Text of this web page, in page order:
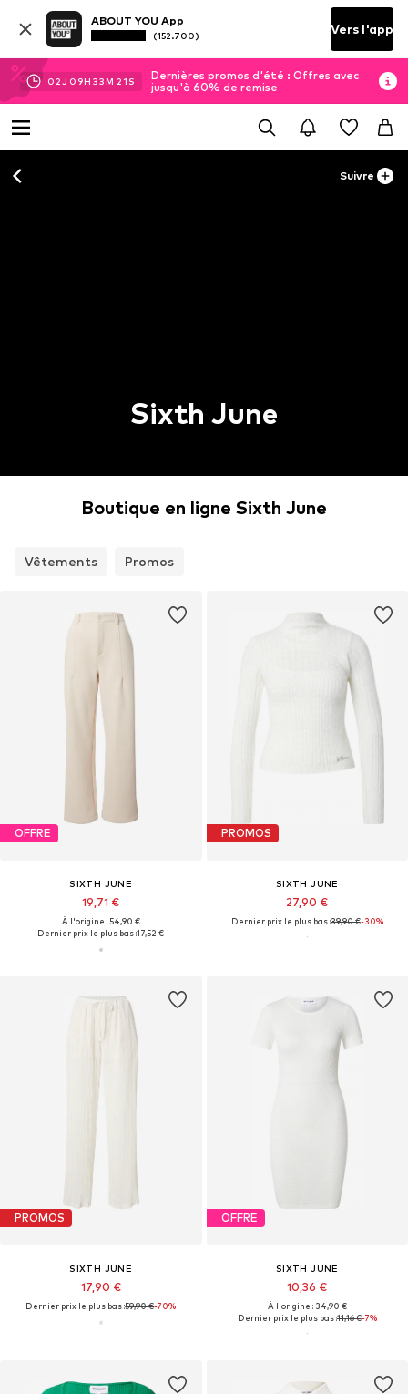
ABOUT YOU App
(152.700) Vers l'app
02J 09H 33M 21 S
Dernières promos d'été : Offres avec
jusqu'à 60% de remise
Suivre
Sixth June
Boutique en ligne Sixth June
Vêtements Promos
OFFRE
SIXTH JUNE
19,71 €
À l'origine : 54,90 €
Dernier prix le plus bas :17,52 €
PROMOS
SIXTH JUNE
27,90 €
Dernier prix le plus bas :39,90 €-30%
PROMOS
SIXTH JUNE
17,90 €
Dernier prix le plus bas :59,90 €-70%
OFFRE
SIXTH JUNE
10,36 €
À l'origine : 34,90 €
Dernier prix le plus bas :11,16 €-7%